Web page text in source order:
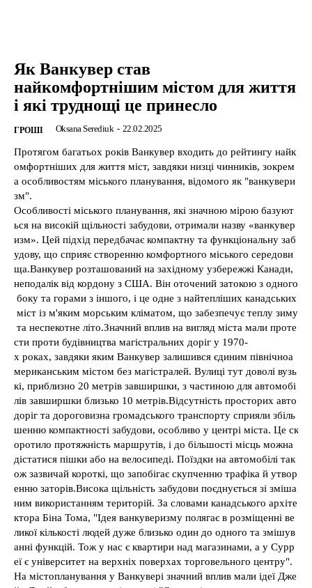
Як Ванкувер став
найкомфортнішим містом для життя
і які труднощі це принесло
ГРОШІ Oksana Serediuk - 22.02.2025
Протягом багатьох років Ванкувер входить до рейтингу найк
омфортніших для життя міст, завдяки низці чинників, зокрем
а особливостям міського планування, відомого як "ванкувери
зм".
Особливості міського планування, які значною мірою базуют
ься на високій щільності забудови, отримали назву «ванкувер
изм». Цей підхід передбачає компактну та функціональну заб
удову, що сприяє створенню комфортного міського середови
ща.Ванкувер розташований на західному узбережжі Канади,
неподалік від кордону з США. Він оточений затокою з одного
боку та горами з іншого, і це одне з найтепліших канадських
міст із м'яким морським кліматом, що забезпечує теплу зиму
та неспекотне літо.Значний вплив на вигляд міста мали проте
сти проти будівництва магістральних доріг у 1970-
х роках, завдяки яким Ванкувер залишився єдиним північноа
мериканським містом без магістралей. Вулиці тут доволі вузь
кі, приблизно 20 метрів завширшки, з частиною для автомобі
лів завширшки близько 10 метрів.Відсутність просторих авто
доріг та дороговизна громадського транспорту сприяли збіль
шенню компактності забудови, особливо у центрі міста. Це ск
оротило протяжність маршрутів, і до більшості місць можна
дістатися пішки або на велосипеді. Поїздки на автомобілі так
ож зазвичай короткі, що запобігає скупченню трафіка й утвор
енню заторів.Висока щільність забудови поєднується зі зміша
ним використанням територій. За словами канадського архіте
ктора Біна Тома, "Ідея ванкуверизму полягає в розміщенні ве
ликої кількості людей дуже близько один до одного та змішув
анні функцій. Тож у нас є квартири над магазинами, а у Сурр
еї є університет на верхніх поверхах торговельного центру".
На містопланування у Ванкувері значний вплив мали ідеї Дже